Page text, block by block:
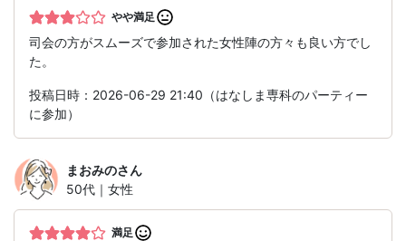
やや満足
司会の方がスムーズで参加された女性陣の方々も良い方でし
た。
投稿日時：2026-06-29 21:40（はなしま専科のパーティー
に参加）
まおみのさん
50代｜女性
満足